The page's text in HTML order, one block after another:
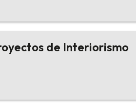
de Interiorismo